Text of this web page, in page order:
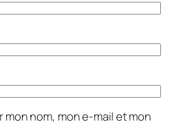
mon nom, mon e-mail et mon